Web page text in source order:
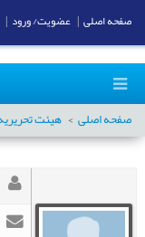
صفحه اصلی هیئت تحریریه
صفحه اصلی عضویت/ ورود